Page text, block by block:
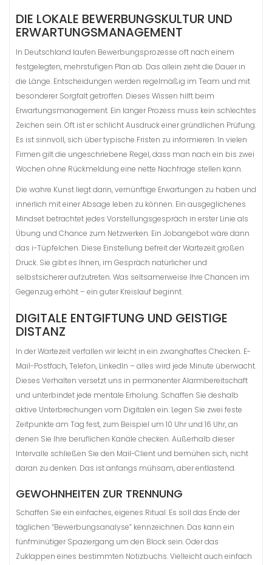
DIE LOKALE BEWERBUNGSKULTUR UND
ERWARTUNGSMANAGEMENT
In Deutschland laufen Bewerbungsprozesse oft nach einem
festgelegten, mehrstufigen Plan ab. Das allein zieht die Dauer in
die Länge. Entscheidungen werden regelmäßig im Team und mit
besonderer Sorgfalt getroffen. Dieses Wissen hilft beim
Erwartungsmanagement. Ein langer Prozess muss kein schlechtes
Zeichen sein. Oft ist er schlicht Ausdruck einer gründlichen Prüfung.
Es ist sinnvoll, sich über typische Fristen zu informieren. In vielen
Firmen gilt die ungeschriebene Regel, dass man nach ein bis zwei
Wochen ohne Rückmeldung eine nette Nachfrage stellen kann.
Die wahre Kunst liegt darin, vernünftige Erwartungen zu haben und
innerlich mit einer Absage leben zu können. Ein ausgeglichenes
Mindset betrachtet jedes Vorstellungsgespräch in erster Linie als
Übung und Chance zum Netzwerken. Ein Jobangebot wäre dann
das i-Tüpfelchen. Diese Einstellung befreit der Wartezeit großen
Druck. Sie gibt es Ihnen, im Gespräch natürlicher und
selbstsicherer aufzutreten. Was seltsamerweise Ihre Chancen im
Gegenzug erhöht – ein guter Kreislauf beginnt.
DIGITALE ENTGIFTUNG UND GEISTIGE
DISTANZ
In der Wartezeit verfallen wir leicht in ein zwanghaftes Checken. E-
Mail-Postfach, Telefon, LinkedIn – alles wird jede Minute überwacht.
Dieses Verhalten versetzt uns in permanenter Alarmbereitschaft
und unterbindet jede mentale Erholung. Schaffen Sie deshalb
aktive Unterbrechungen vom Digitalen ein. Legen Sie zwei feste
Zeitpunkte am Tag fest, zum Beispiel um 10 Uhr und 16 Uhr, an
denen Sie Ihre beruflichen Kanäle checken. Außerhalb dieser
Intervalle schließen Sie den Mail-Client und bemühen sich, nicht
daran zu denken. Das ist anfangs mühsam, aber entlastend.
GEWOHNHEITEN ZUR TRENNUNG
Schaffen Sie ein einfaches, eigenes Ritual. Es soll das Ende der
täglichen “Bewerbungsanalyse” kennzeichnen. Das kann ein
fünfminütiger Spaziergang um den Block sein. Oder das
Zuklappen eines bestimmten Notizbuchs. Vielleicht auch einfach